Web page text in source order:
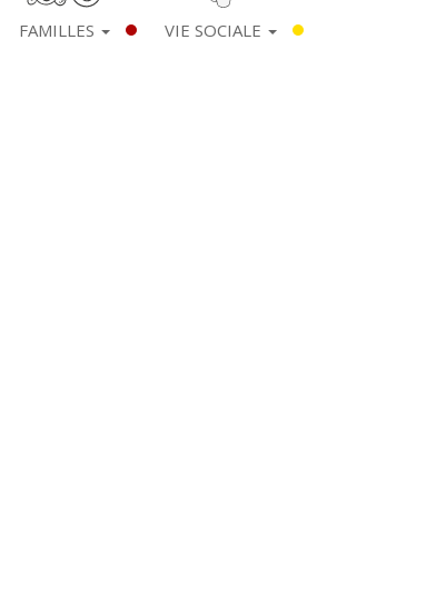
FAMILLES VIE SOCIALE